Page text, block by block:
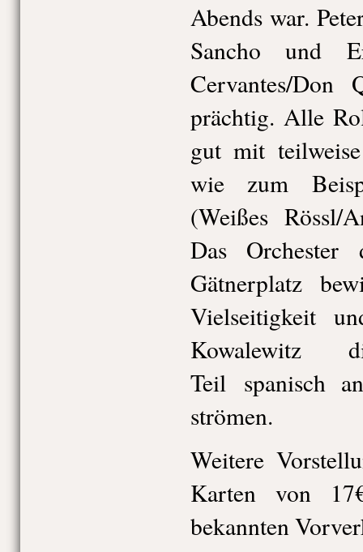
Abends war.
Sancho und
Cervantes/Don
prächtig. Alle
gut mit
wie zum
(Weißes Rössl/
Das Orchester
Gätnerplatz
Vielseitigkeit
Kowalewitz
Teil spanisch
strömen.
Weitere
Karten von
bekannten